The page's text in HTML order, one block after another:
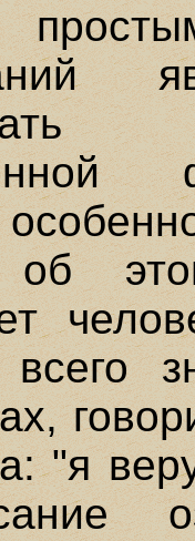
об
всего
"я